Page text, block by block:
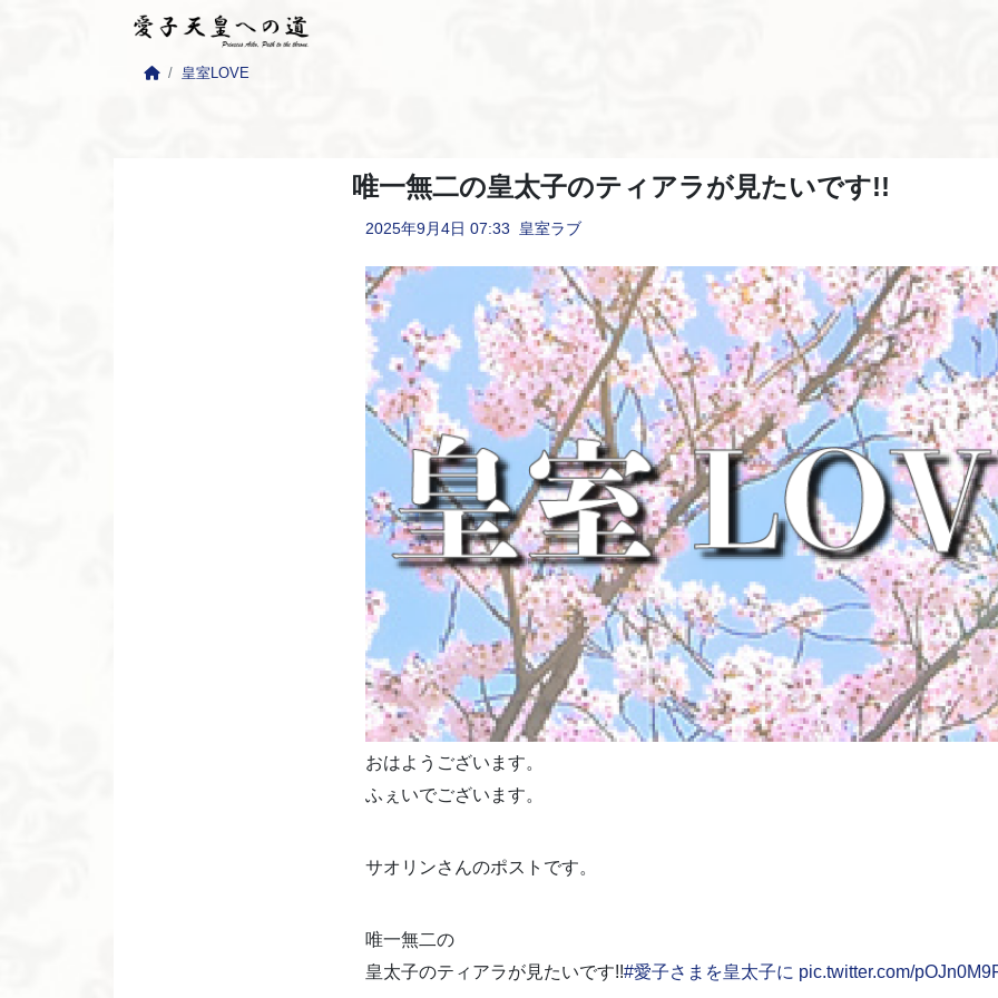
皇室LOVE
唯一無二の皇太子のティアラが見たいです!!
2025年9月4日 07:33 皇室ラブ
おはようございます。
ふぇいでございます。
サオリンさんのポストです。
唯一無二の
皇太子のティアラが見たいです!!#愛子さまを皇太子に pic.twitter.com/